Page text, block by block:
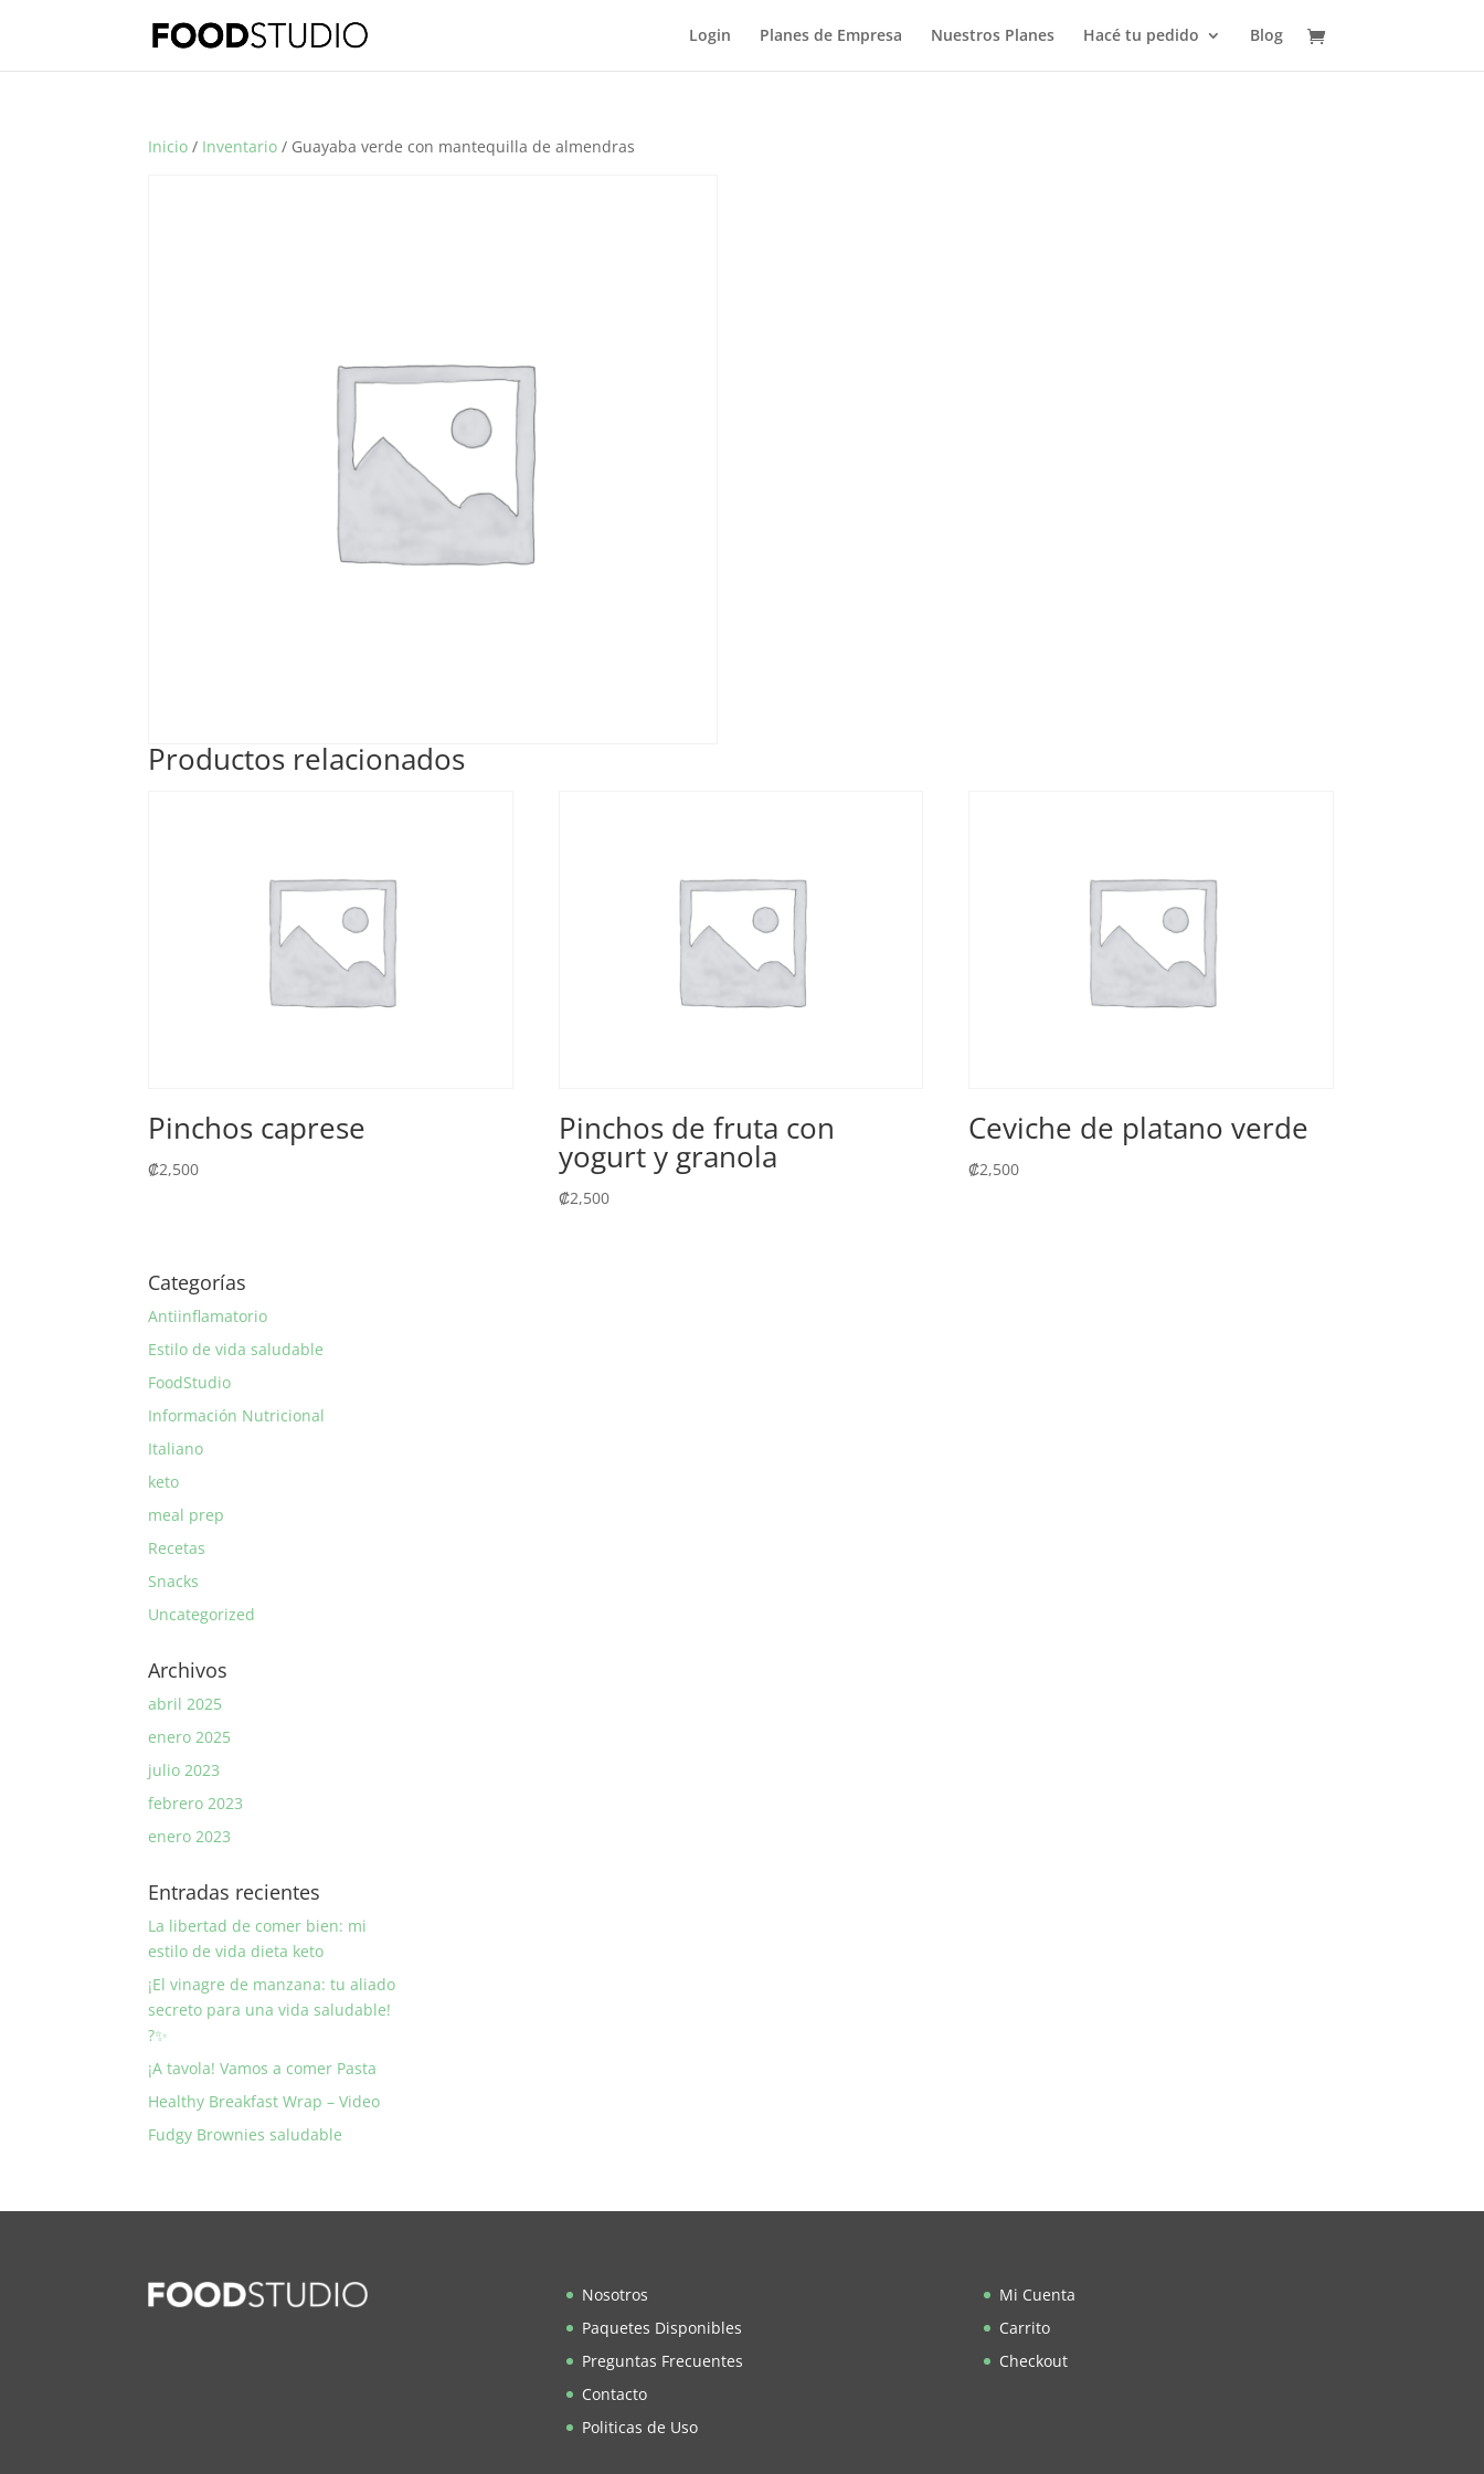
Login Planes de Empresa Nuestros Planes Hacé tu pedido Blog
Inicio / Inventario / Guayaba verde con mantequilla de almendras
Productos relacionados
Pinchos caprese
₡2,500
Pinchos de fruta con
yogurt y granola
₡2,500
Ceviche de platano verde
₡2,500
Categorías
Antiinflamatorio
Estilo de vida saludable
FoodStudio
Información Nutricional
Italiano
keto
meal prep
Recetas
Snacks
Uncategorized
Archivos
abril 2025
enero 2025
julio 2023
febrero 2023
enero 2023
Entradas recientes
La libertad de comer bien: mi
estilo de vida dieta keto
¡El vinagre de manzana: tu aliado
secreto para una vida saludable!
?✨
¡A tavola! Vamos a comer Pasta
Healthy Breakfast Wrap – Video
Fudgy Brownies saludable
Nosotros
Paquetes Disponibles
Preguntas Frecuentes
Contacto
Politicas de Uso
Mi Cuenta
Carrito
Checkout